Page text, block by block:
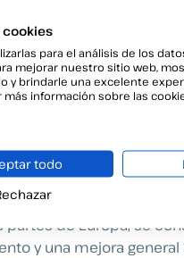
la instauración de una
una de las últimas
de dicho mercado
la proliferación
entre empresas
través del destino de
de colaboración entre
partes de Europa, se
y una mejora general
para el análisis de los
mejorar nuestro sitio web,
y brindarle una excelente
más información sobre las
todo